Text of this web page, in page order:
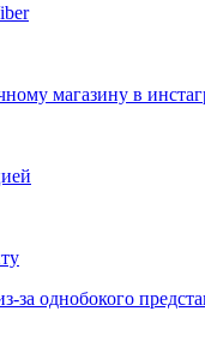
магазину в
за однобокого